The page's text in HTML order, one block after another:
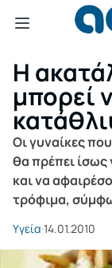
Η
μπορεί
Οι γυναίκες
θα πρέπει
και να
τρόφιμα,
Υγεία 14.01.2010